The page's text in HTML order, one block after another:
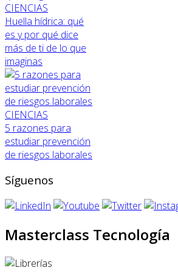
CIENCIAS
Huella hídrica: qué
es y por qué dice
más de ti de lo que
imaginas
CIENCIAS
5 razones para
estudiar prevención
de riesgos laborales
Síguenos
Masterclass Tecnología